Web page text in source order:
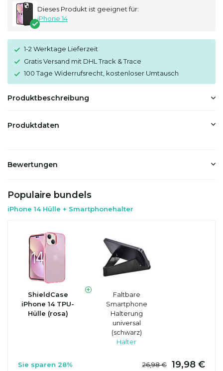
Dieses Produkt ist geeignet für:
iPhone 14
1-2 Werktage Lieferzeit
Gratis Versand mit DHL Track & Trace
100 Tage Widerrufsrecht, kostenloser Umtausch
Produktbeschreibung
Produktdaten
Bewertungen
Populaire bundels
iPhone 14 Hülle + Smartphonehalter
ShieldCase
iPhone 14 TPU-
Hülle (rosa)
Faltbare
Smartphone
Halterung
universal
(schwarz)
Halter
Sie sparen 28% 26,98 € 19,98 €